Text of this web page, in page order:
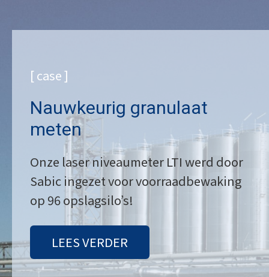
[ case ]
Nauwkeurig granulaat
meten
Onze laser niveaumeter LTI werd door
Sabic ingezet voor voorraadbewaking
op 96 opslagsilo’s!
LEES VERDER